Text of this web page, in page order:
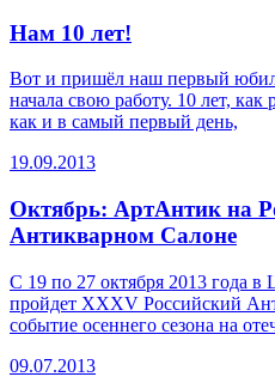
Нам 10 лет!
Вот и пришёл наш первый
начала свою работу. 10 лет,
как и в самый первый день,
19.09.2013
Октябрь: АртАнтик на
Антикварном Салоне
С 19 по 27 октября 2013 года
пройдет XXXV Российский
событие осеннего сезона на
09.07.2013